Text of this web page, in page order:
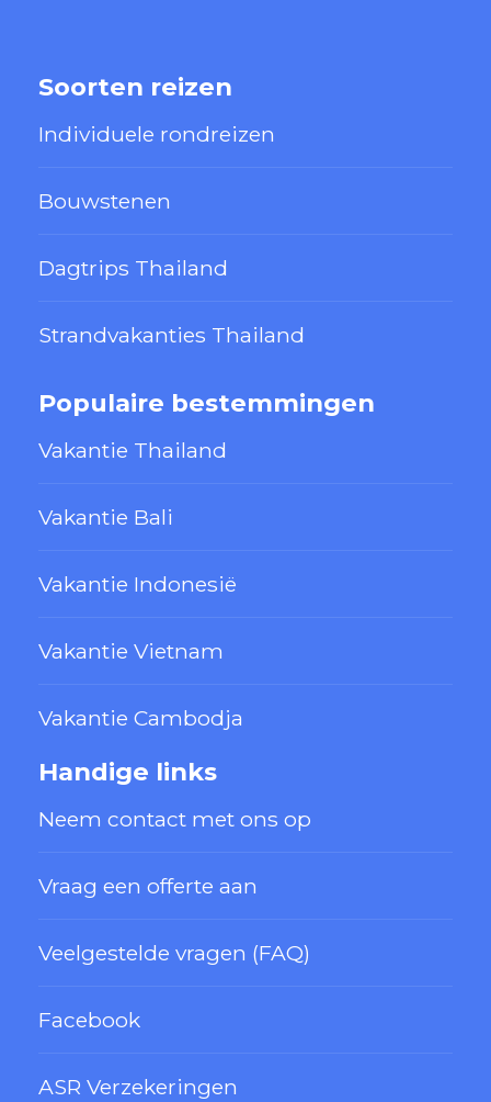
Soorten reizen
Individuele rondreizen
Bouwstenen
Dagtrips Thailand
Strandvakanties Thailand
Populaire bestemmingen
Vakantie Thailand
Vakantie Bali
Vakantie Indonesië
Vakantie Vietnam
Vakantie Cambodja
Handige links
Neem contact met ons op
Vraag een offerte aan
Veelgestelde vragen (FAQ)
Facebook
ASR Verzekeringen